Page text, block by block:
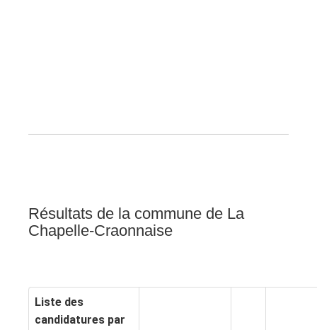
Résultats de la commune de La
Chapelle-Craonnaise
Liste des
candidatures par